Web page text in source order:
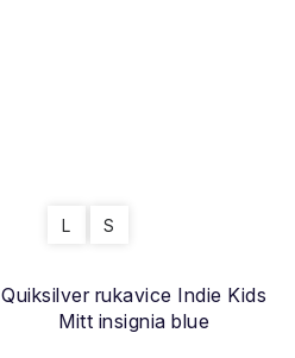
Quiksilver rukavice Indie Kids
Mitt insignia blue
L S